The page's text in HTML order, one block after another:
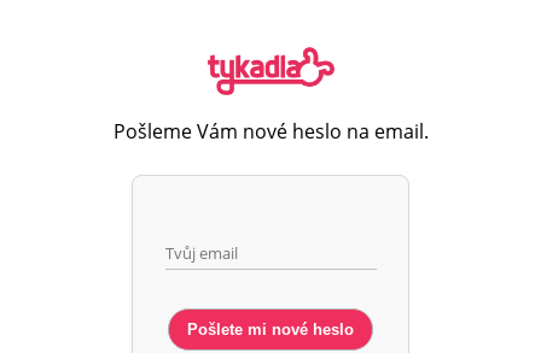
Pošleme Vám nové heslo na email.
Pošlete mi nové heslo